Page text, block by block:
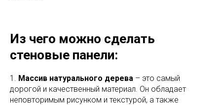
Из чего можно сделать
стеновые панели:
1. Массив натурального дерева – это самый
дорогой и качественный материал. Он обладает
неповторимым рисунком и текстурой, а также